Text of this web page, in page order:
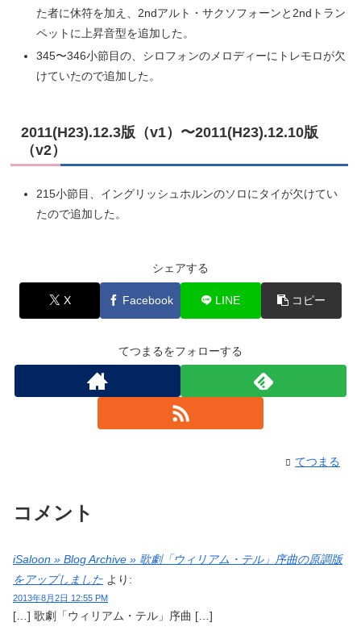
た者に休符を加え、2ndアルト・サクソフォーンと2ndトラン
ペットに上昇音型を追加した。
345〜346小節目の、シロフォンのメロディーにトレモロが欠
けていたので追加した。
2011(H23).12.3版（v1）〜2011(H23).12.10版
（v2）
215小節目、イングリッシュホルンのソロにタイが欠けてい
たので追加した。
シェアする
X Facebook LINE コピー
てつまるをフォローする
てつまる
コメント
iSaloon » Blog Archive » 歌劇「ウィリアム・テル」序曲の原調版
をアップしました より:
2013年8月2日 12:55 PM
[…] 歌劇「ウィリアム・テル」序曲 […]